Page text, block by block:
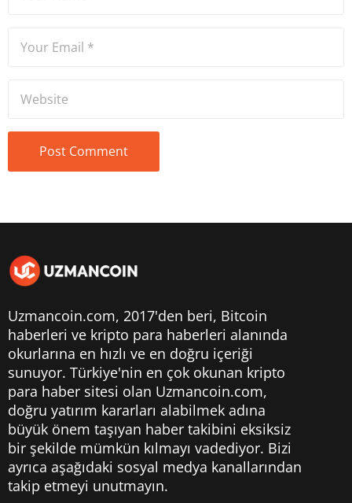
Uzmancoin.com, 2017'den beri, Bitcoin
haberleri ve kripto para haberleri alanında
okurlarına en hızlı ve en doğru içeriği
sunuyor. Türkiye'nin en çok okunan kripto
para haber sitesi olan Uzmancoin.com,
doğru yatırım kararları alabilmek adına
büyük önem taşıyan haber takibini eksiksiz
bir şekilde mümkün kılmayı vadediyor. Bizi
ayrıca aşağıdaki sosyal medya kanallarından
takip etmeyi unutmayın.